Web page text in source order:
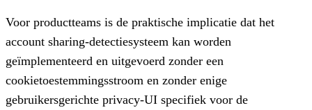
Voor productteams is de praktische implicatie dat het
account sharing-detectiesysteem kan worden
geïmplementeerd en uitgevoerd zonder een
cookietoestemmingsstroom en zonder enige
gebruikersgerichte privacy-UI specifiek voor de